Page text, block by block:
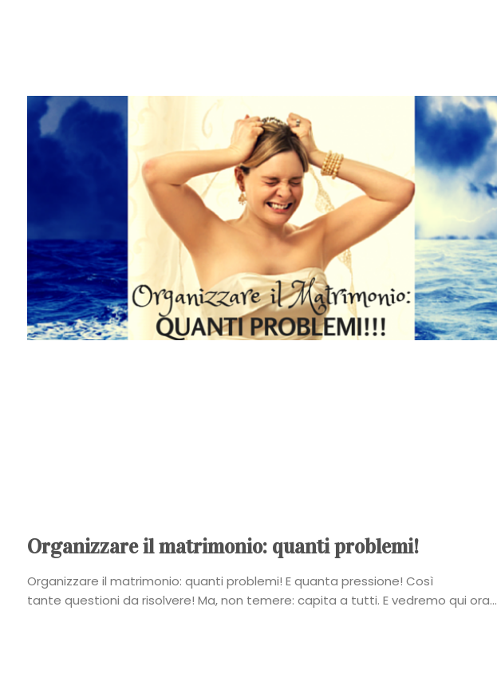
Organizzare il matrimonio: quanti problemi!
Organizzare il matrimonio: quanti problemi! E quanta pressione! Così
tante questioni da risolvere! Ma, non temere: capita a tutti. E vedremo qui ora...